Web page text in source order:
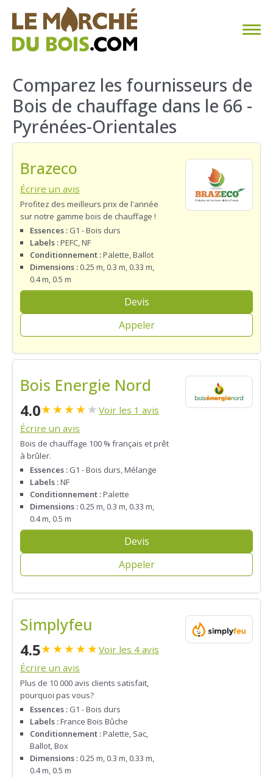
CHAUFFAGE AU BOIS
FAQ
CALCULER SA CONSOMMATION
TROUVER SON FOURNISSEUR
BLOG
ESPACE PRO
Comparez les fournisseurs de
Bois de chauffage dans le 66 -
Pyrénées-Orientales
Brazeco
Écrire un avis
Profitez des meilleurs prix de l'année
sur notre gamme bois de chauffage !
Essences : G1 - Bois durs
Labels :PEFC, NF
Conditionnement :Palette, Ballot
Dimensions : 0.25 m, 0.3 m, 0.33 m,
0.4 m, 0.5 m
Devis
Appeler
Bois Energie Nord
4.0★★★★★ Voir les 1 avis
Écrire un avis
Bois de chauffage 100 % français et prêt
à brûler.
Essences : G1 - Bois durs, Mélange
Labels :NF
Conditionnement :Palette
Dimensions : 0.25 m, 0.3 m, 0.33 m,
0.4 m, 0.5 m
Devis
Appeler
Simplyfeu
4.5★★★★★Voir les 4 avis
Écrire un avis
Plus de 10 000 avis clients satisfait,
pourquoi pas vous?
Essences : G1 - Bois durs
Labels :France Bois Bûche
Conditionnement :Palette, Sac,
Ballot, Box
Dimensions : 0.25 m, 0.3 m, 0.33 m,
0.4 m, 0.5 m